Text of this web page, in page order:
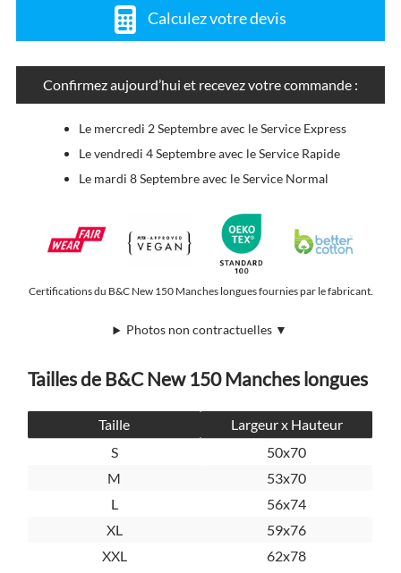
Calculez votre devis
Confirmez aujourd’hui et recevez votre commande :
Le mercredi 2 Septembre avec le Service Express
Le vendredi 4 Septembre avec le Service Rapide
Le mardi 8 Septembre avec le Service Normal
Certifications du B&C New 150 Manches longues fournies par le fabricant.
Photos non contractuelles ▼
Tailles de B&C New 150 Manches longues
Taille
Largeur x Hauteur
S
50x70
M
53x70
L
56x74
XL
59x76
XXL
62x78